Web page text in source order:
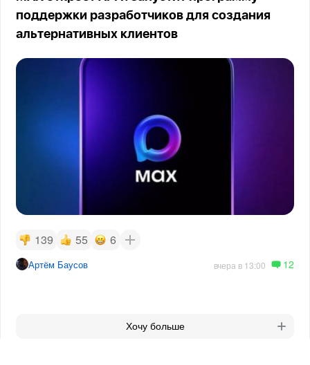
поддержки разработчиков для создания
альтернативных клиентов
139 55 6
Артём Баусов вчера в 13:00 12
Хочу больше